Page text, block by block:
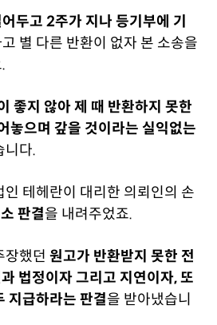
두고 2주가 지나 등기부에 기
별 다른 반환이 없자 본 소송을
좋지 않아 제 때 반환하지 못한
놓으며 갚을 것이라는 실익없는
니다.
테헤란이 대리한 의뢰인의 손
판결을 내려주었죠.
장했던원고가 반환받지 못한 전
법정이자 그리고지연이자, 또
지급하라는 판결을 받아냈습니